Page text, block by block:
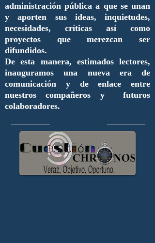
administración pública a que se unan
y aporten sus ideas, inquietudes,
necesidades, críticas así como
proyectos que merezcan ser
difundidos.
De esta manera, estimados lectores,
inauguramos una nueva era de
comunicación y de enlace entre
nuestros compañeros y futuros
colaboradores.